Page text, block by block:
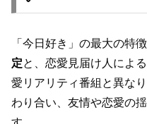
「今日好き」の最大の特徴
定と、恋愛見届け人によ
愛リアリティ番組と異な
わり合い、友情や恋愛の